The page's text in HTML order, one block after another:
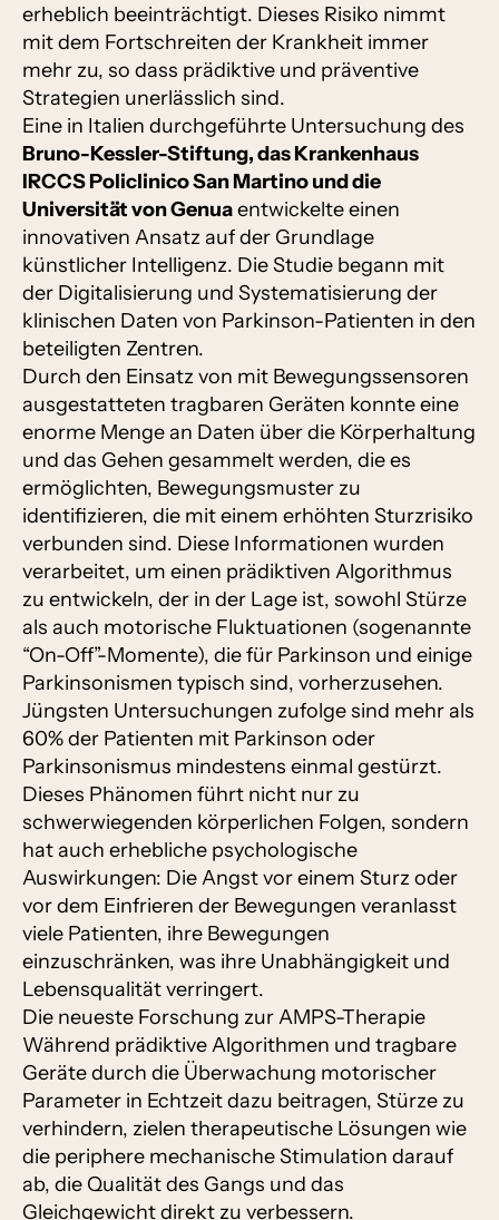
erheblich beeinträchtigt. Dieses Risiko nimmt
mit dem Fortschreiten der Krankheit immer
mehr zu, so dass prädiktive und präventive
Strategien unerlässlich sind.
Eine in Italien durchgeführte Untersuchung des
Bruno-Kessler-Stiftung, das Krankenhaus
IRCCS Policlinico San Martino und die
Universität von Genuaentwickelte einen
innovativen Ansatz auf der Grundlage
künstlicher Intelligenz. Die Studie begann mit
der Digitalisierung und Systematisierung der
klinischen Daten von Parkinson-Patienten in den
beteiligten Zentren.
Durch den Einsatz von mit Bewegungssensoren
ausgestatteten tragbaren Geräten konnte eine
enorme Menge an Daten über die Körperhaltung
und das Gehen gesammelt werden, die es
ermöglichten, Bewegungsmuster zu
identifizieren, die mit einem erhöhten Sturzrisiko
verbunden sind. Diese Informationen wurden
verarbeitet, um einen prädiktiven Algorithmus
zu entwickeln, der in der Lage ist, sowohl Stürze
als auch motorische Fluktuationen (sogenannte
“On-Off”-Momente), die für Parkinson und einige
Parkinsonismen typisch sind, vorherzusehen.
Jüngsten Untersuchungen zufolge sind mehr als
60% der Patienten mit Parkinson oder
Parkinsonismus mindestens einmal gestürzt.
Dieses Phänomen führt nicht nur zu
schwerwiegenden körperlichen Folgen, sondern
hat auch erhebliche psychologische
Auswirkungen: Die Angst vor einem Sturz oder
vor dem Einfrieren der Bewegungen veranlasst
viele Patienten, ihre Bewegungen
einzuschränken, was ihre Unabhängigkeit und
Lebensqualität verringert.
Die neueste Forschung zur AMPS-Therapie
Während prädiktive Algorithmen und tragbare
Geräte durch die Überwachung motorischer
Parameter in Echtzeit dazu beitragen, Stürze zu
verhindern, zielen therapeutische Lösungen wie
die periphere mechanische Stimulation darauf
ab, die Qualität des Gangs und das
Gleichgewicht direkt zu verbessern.